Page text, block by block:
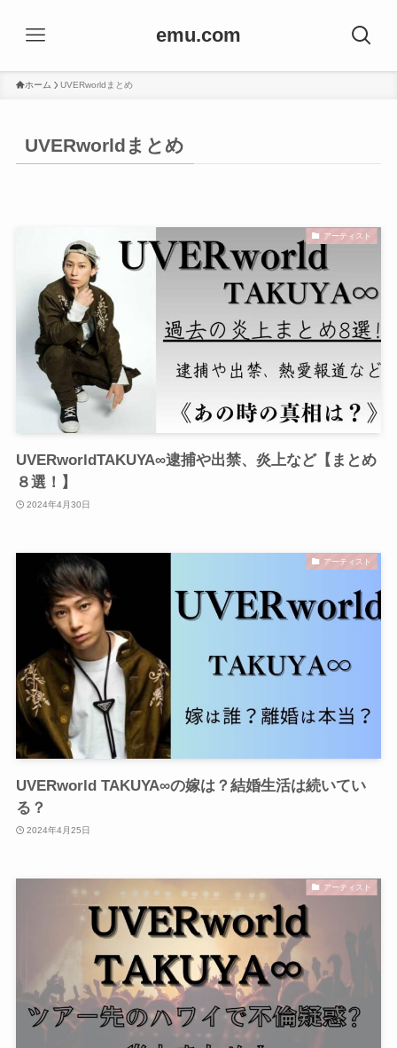
emu.com
ホーム UVERworldまとめ
UVERworldまとめ
アーティスト
UVERworldTAKUYA∞逮捕や出禁、炎上など【まとめ
８選！】
2024年4月30日
アーティスト
UVERworld TAKUYA∞の嫁は？結婚生活は続いてい
る？
2024年4月25日
アーティスト